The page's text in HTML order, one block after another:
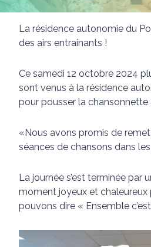
La résidence autonomie du
des airs entrainants !
Ce samedi 12 octobre 2024
sont venus à la résidence
pour pousser la chansonnette
«Nous avons promis de
séances de chansons dans
La journée s’est terminée par
moment joyeux et chaleureux
pouvons dire « Ensemble